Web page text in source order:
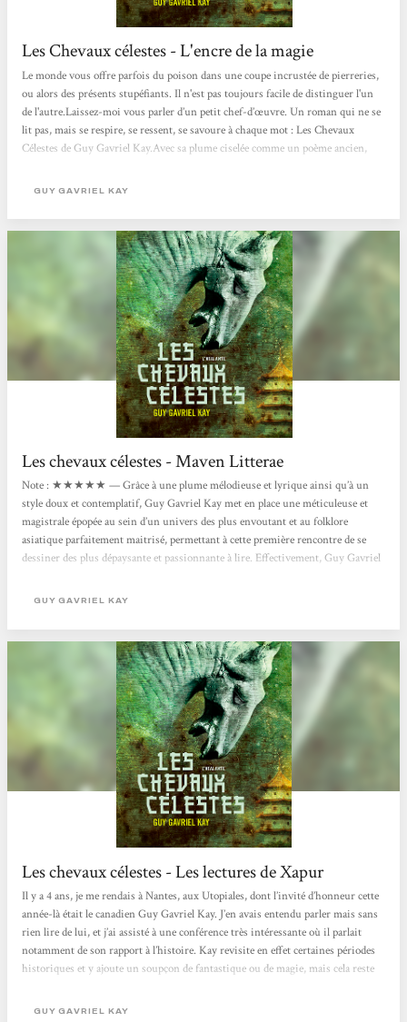
Les Chevaux célestes - L'encre de la magie
Le monde vous offre parfois du poison dans une coupe incrustée de pierreries,
ou alors des présents stupéfiants. Il n'est pas toujours facile de distinguer l'un
de l'autre.Laissez-moi vous parler d’un petit chef-d’œuvre. Un roman qui ne se
lit pas, mais se respire, se ressent, se savoure à chaque mot : Les Chevaux
Célestes de Guy Gavriel Kay.Avec sa plume ciselée comme un poème ancien,
empire au bord du précipice, où la beauté côtoie la douleur, où chaque
GUY GAVRIEL KAY
Les chevaux célestes - Maven Litterae
Note : ★★★★★ — Grâce à une plume mélodieuse et lyrique ainsi qu’à un
style doux et contemplatif, Guy Gavriel Kay met en place une méticuleuse et
magistrale épopée au sein d’un univers des plus envoutant et au folklore
asiatique parfaitement maitrisé, permettant à cette première rencontre de se
dessiner des plus dépaysante et passionnante à lire. Effectivement, Guy Gavriel
extrême. Grâce à un rythme très doux et tout aussi lent sans pour autant...
GUY GAVRIEL KAY
Les chevaux célestes - Les lectures de Xapur
Il y a 4 ans, je me rendais à Nantes, aux Utopiales, dont l’invité d’honneur cette
année-là était le canadien Guy Gavriel Kay. J’en avais entendu parler mais sans
rien lire de lui, et j’ai assisté à une conférence très intéressante où il parlait
notamment de son rapport à l’histoire. Kay revisite en effet certaines périodes
historiques et y ajoute un soupçon de fantastique ou de magie, mais cela reste
choisi d’acheter Les Chevaux Célestes...
GUY GAVRIEL KAY